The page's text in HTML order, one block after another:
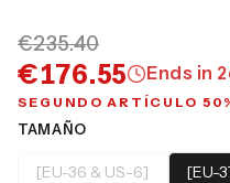
€235.40
€176.55 Ends in 2
SEGUNDO ARTÍCULO
TAMAÑO
[EU-36 & US-6] [EU-